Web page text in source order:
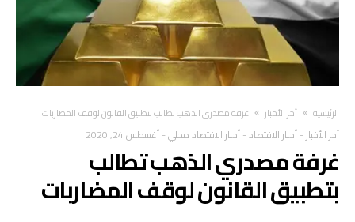
‫الرئيسية‬ آخر الأخبار غرفة مصدري الذهب تطالب بتطبيق القانون لوقف المضاربات
آخر الأخبار-أخبار الاقتصاد-أخبار الاقتصاد محلي-أغسطس 24, 2020
غرفة مصدري الذهب تطالب
بتطبيق القانون لوقف المضاربات